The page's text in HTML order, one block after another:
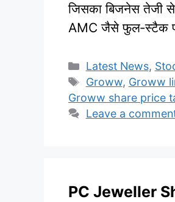
जिसका बिजनेस तेजी
AMC जैसे फुल‑स्टैक
Categories
Latest News,
Tags
Groww, Groww
Groww share price
Leave a
PC Jeweller